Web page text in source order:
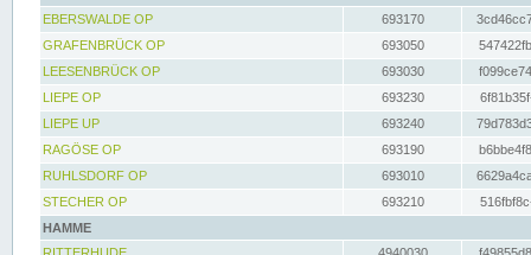
EBERSWALDE OP
693170
GRAFENBRÜCK OP
693050
LEESENBRÜCK OP
693030
LIEPE OP
693230
LIEPE UP
693240
RAGÖSE OP
693190
RUHLSDORF OP
693010
STECHER OP
693210
HAMME